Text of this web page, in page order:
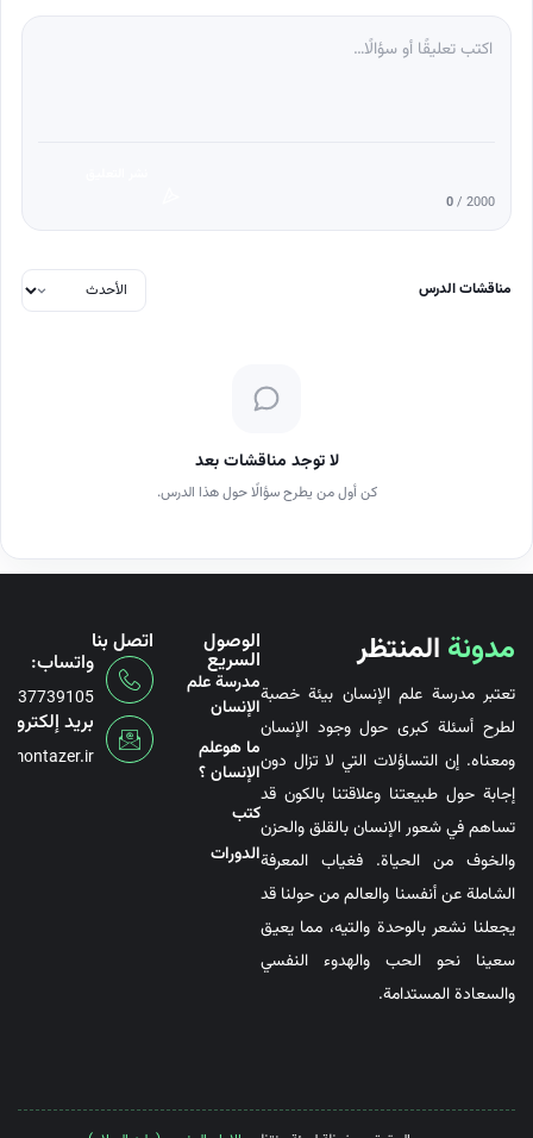
0/ 2000
مناقشات الدرس
لا توجد مناقشات بعد
كن أول من يطرح سؤالًا حول هذا الدرس.
مدونة المنتظر
تعتبر مدرسة علم الإنسان بيئة خصبة
لطرح أسئلة كبرى حول وجود الإنسان
ومعناه. إن التساؤلات التي لا تزال دون
إجابة حول طبيعتنا وعلاقتنا بالكون قد
تساهم في شعور الإنسان بالقلق والحزن
والخوف من الحياة. فغياب المعرفة
الشاملة عن أنفسنا والعالم من حولنا قد
يجعلنا نشعر بالوحدة والتيه، مما يعيق
سعينا نحو الحب والهدوء النفسي
والسعادة المستدامة.
الوصول
السريع
مدرسة علم
الإنسان
ما هوعلم
الإنسان ؟
کتب
الدورات
اتصل بنا
واتساب:
بريد